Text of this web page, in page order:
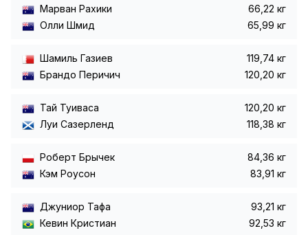
Марван Рахики
66,22 кг
Олли Шмид
65,99 кг
Шамиль Газиев
119,74 кг
Брандо Перичич
120,20 кг
Тай Туиваса
120,20 кг
Луи Сазерленд
118,38 кг
Роберт Брычек
84,36 кг
Кэм Роусон
83,91 кг
Джуниор Тафа
93,21 кг
Кевин Кристиан
92,53 кг